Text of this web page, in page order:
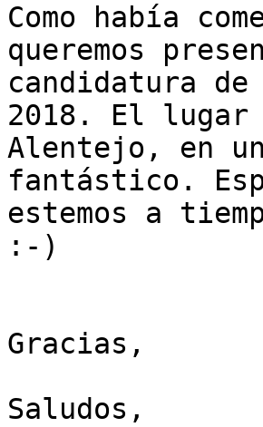
Como había
queremos
candidatura de
2018. El lugar
Alentejo, en
fantástico.
estemos a
:-)
Gracias,
Saludos,